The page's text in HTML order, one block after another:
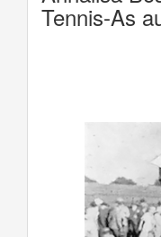
Tennis-As